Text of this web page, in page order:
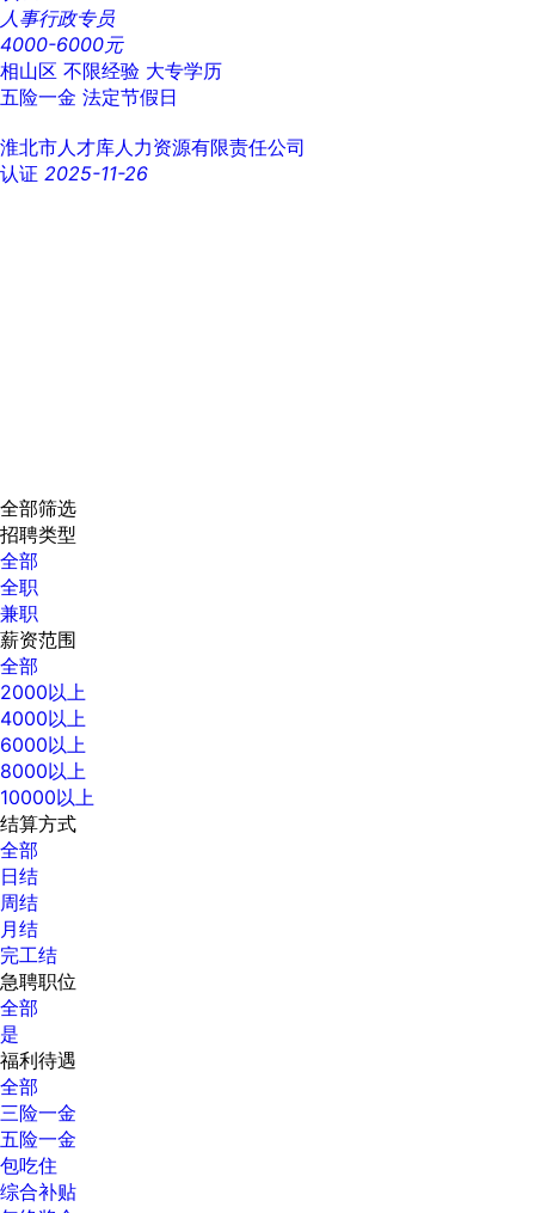
人事行政专员
4000-6000元
相山区 不限经验 大专学历
五险一金 法定节假日
淮北市人才库人力资源有限责任公司
认证 2025-11-26
全部筛选
招聘类型
全部
全职
兼职
薪资范围
全部
2000以上
4000以上
6000以上
8000以上
10000以上
结算方式
全部
日结
周结
月结
完工结
急聘职位
全部
是
福利待遇
全部
三险一金
五险一金
包吃住
综合补贴